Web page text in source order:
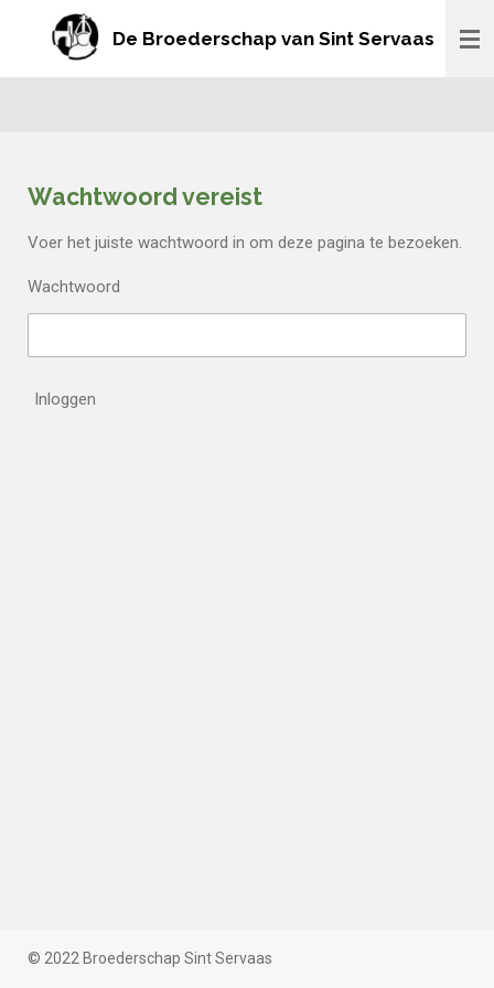
direct
naar
De Broederschap van Sint Servaas
Wachtwoord vereist
Voer het juiste wachtwoord in om deze pagina te bezoeken.
Wachtwoord
Inloggen
© 2022 Broederschap Sint Servaas